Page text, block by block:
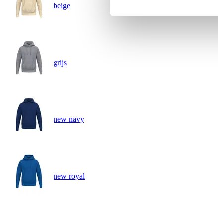
beige
grijs
new navy
new royal